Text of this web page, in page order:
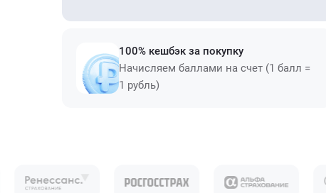
100% кешбэк за покупку
Начисляем баллами на счет (1 балл =
1 рубль)